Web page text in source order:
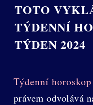
TOTO
TÝDENNÍ
TÝDEN 2024
Týdenní horoskop
právem odvolává